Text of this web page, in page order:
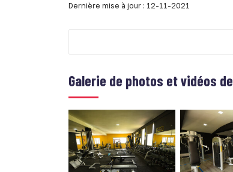
Dernière mise à jour : 12-11-2021
Galerie de photos et vidéos de